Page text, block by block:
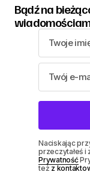
Bądź na
Naciskając
przeczytałeś i
Prywatność
też z